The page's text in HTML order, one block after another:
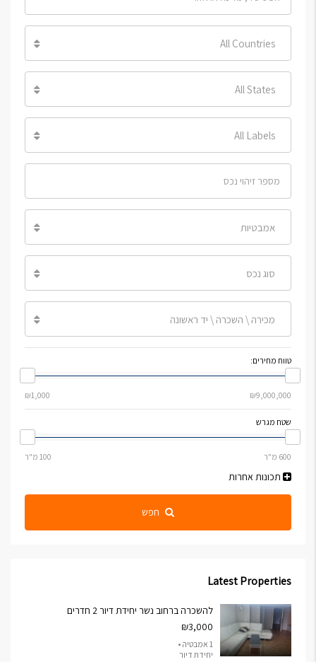
All Countries
All States
All Labels
אמבטיות
סוג נכס
מכירה \ השכרה \ יד ראשונה
טווח מחירים:
שטח מגרש
תכונות אחרות
חפש
Latest Properties
להשכרה ברחוב נשר יחידת דיור 2 חדרים
₪3,000
1 אמבטיה •
יחידת דיור